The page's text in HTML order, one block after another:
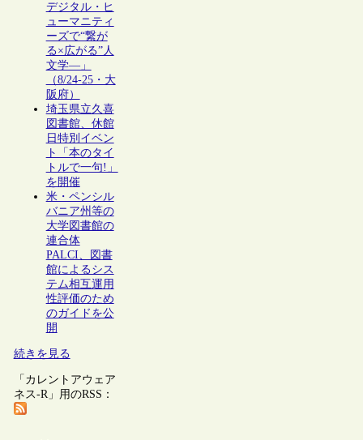
デジタル・ヒ
ューマニティ
ーズで“繋が
る×広がる”人
文学―」
（8/24-25・大
阪府）
埼玉県立久喜
図書館、休館
日特別イベン
ト「本のタイ
トルで一句!」
を開催
米・ペンシル
バニア州等の
大学図書館の
連合体
PALCI、図書
館によるシス
テム相互運用
性評価のため
のガイドを公
開
続きを見る
「カレントアウェア
ネス-R」用のRSS：